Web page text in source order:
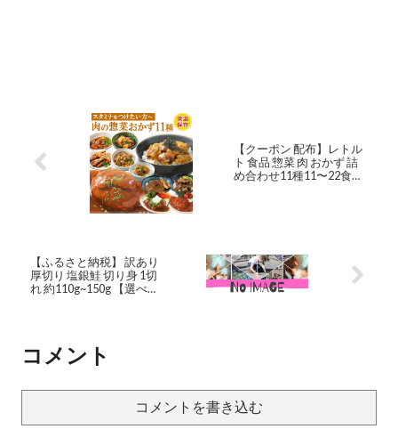
【クーポン 配布】レトル
ト 食品 惣菜 肉 おかず 詰
め合わせ11種11〜22食セ
り寄せ 湯煎 父の日 御中元
お中元 まとめ買い
【ふるさと納税】 訳あり
厚切り 塩銀鮭 切り身 1切
れ 約110g~150g 【選べる
るさと 送料無料 切身 惣菜
お取り寄せ グルメ 規格外
東洋
コメント
コメントを書き込む